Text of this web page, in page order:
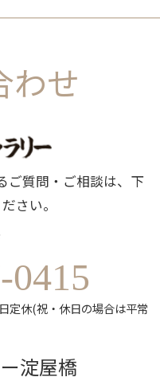
わせ
ご質問・ご相談は、下
さい。
0415
定休(祝・休日の場合は平常
淀屋橋